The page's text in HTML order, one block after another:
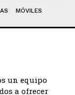
MÓVILES
un equipo
a ofrecer